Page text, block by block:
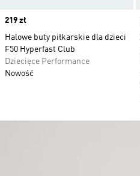
Price
219 zł
Halowe buty piłkarskie dla dzieci
F50 Hyperfast Club
Dziecięce Performance
Nowość